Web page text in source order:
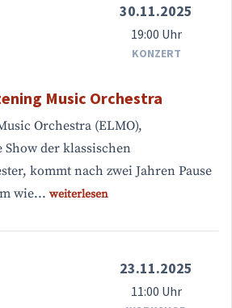
30.11.2025
19:00 Uhr
KONZERT
Music Orchestra
Orchestra (ELMO),
Show der klassischen
kommt nach zwei Jahren Pause
wie... weiterlesen
23.11.2025
11:00 Uhr